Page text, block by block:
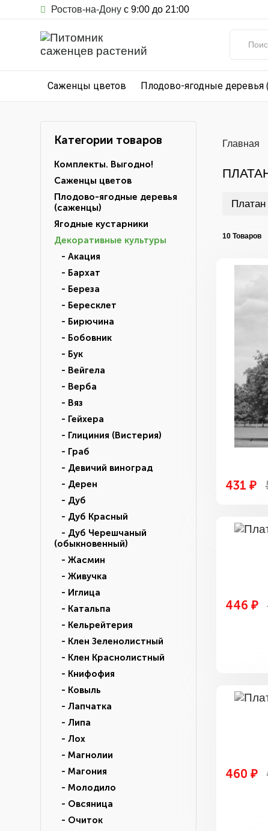
Ростов-на-Дону с 9:00 до 21:00
Саженцы цветов Плодово-ягодные
Категории товаров
Комплекты. Выгодно!
Саженцы цветов
Плодово-ягодные деревья
(саженцы)
Ягодные кустарники
Декоративные культуры
- Акация
- Бархат
- Береза
- Бересклет
- Бирючина
- Бобовник
- Бук
- Вейгела
- Верба
- Вяз
- Гейхера
- Глициния (Вистерия)
- Граб
- Девичий виноград
- Дерен
- Дуб
- Дуб Красный
- Дуб Черешчаный
(обыкновенный)
- Жасмин
- Живучка
- Иглица
- Катальпа
- Кельрейтерия
- Клен Зеленолистный
- Клен Краснолистный
- Книфофия
- Ковыль
- Лапчатка
- Липа
- Лох
- Магнолии
- Магония
- Молодило
- Овсяница
- Очиток
Главная
10
431 ₽
446 ₽
460 ₽